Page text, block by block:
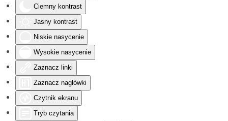
Ciemny kontrast
Jasny kontrast
Niskie nasycenie
Wysokie nasycenie
Zaznacz linki
Zaznacz nagłówki
Czytnik ekranu
Tryb czytania